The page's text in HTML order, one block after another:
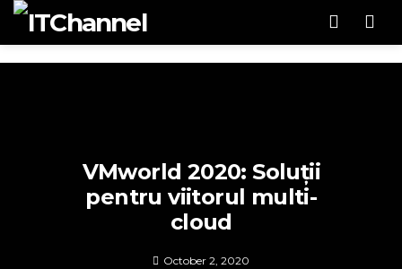
VMworld 2020: Soluții
pentru viitorul multi-
cloud
October 2, 2020